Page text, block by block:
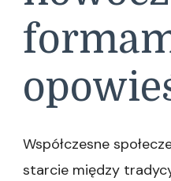
Współczesne
starcie między